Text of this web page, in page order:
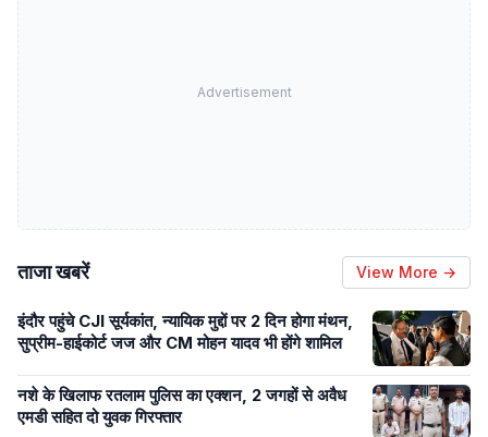
Advertisement
ताजा खबरें View More →
इंदौर पहुंचे CJI सूर्यकांत, न्यायिक मुद्दों पर 2 दिन होगा मंथन,
सुप्रीम-हाईकोर्ट जज और CM मोहन यादव भी होंगे शामिल
नशे के खिलाफ रतलाम पुलिस का एक्शन, 2 जगहों से अवैध
एमडी सहित दो युवक गिरफ्तार